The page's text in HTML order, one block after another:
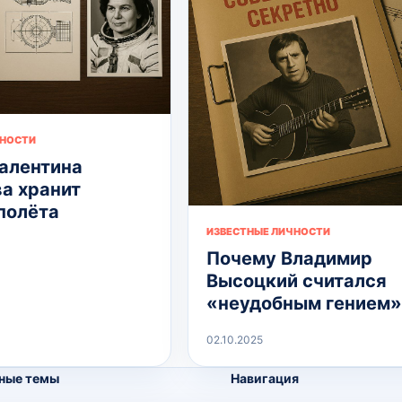
хранит
ИЗВЕСТНЫЕ ЛИЧНОСТИ
Почему Владимир
Высоцкий считался
«неудобным гением»
02.10.2025
темы Навигация